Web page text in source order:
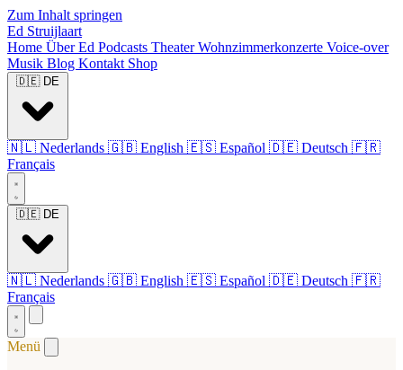
Zum Inhalt springen
Ed Struijlaart
Home Über Ed Podcasts TheaterWohnzimmerkonzerte Voice-over
Musik Blog Kontakt Shop
🇩🇪 DE
🇳🇱 Nederlands 🇬🇧 English 🇪🇸 Español 🇩🇪 Deutsch 🇫🇷
Français
🇩🇪 DE
🇳🇱 Nederlands 🇬🇧 English 🇪🇸 Español 🇩🇪 Deutsch 🇫🇷
Français
Menü